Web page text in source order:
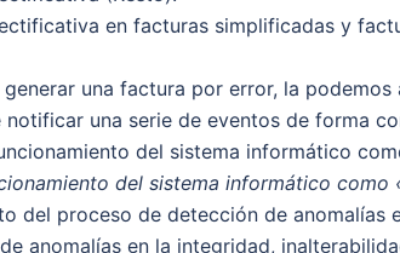
en facturas simplificadas y
una factura por error, la podemos
notificar una serie de eventos de forma
del sistema informático
del sistema informático como
del proceso de detección de anomalías
anomalías en la integridad,